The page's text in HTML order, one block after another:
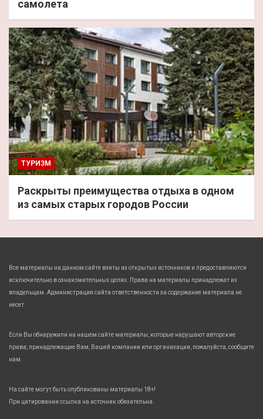
самолета
ТУРИЗМ
Раскрыты преимущества отдыха в одном
из самых старых городов России
Все материалы на данном сайте взяты из открытых источников и предоставляются
исключительно в ознакомительных целях. Права на материалы принадлежат их
владельцам. Администрация сайта ответственности за содержание материала не
несет.
Если Вы обнаружили на нашем сайте материалы, которые нарушают авторские
права, принадлежащие Вам, Вашей компании или организации, пожалуйста, сообщите
нам.
На сайте могут быть опубликованы материалы 18+!
При цитировании ссылка на источник обязательна.